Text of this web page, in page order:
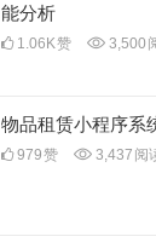
能分析
1.06K赞 3,500
物品租赁小程序系
979赞 3,437 阅